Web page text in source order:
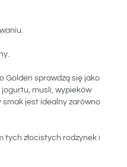
Golden sprawdzą się jako
musli, wypieków
smak jest idealny zarówno
tych złocistych rodzynek i